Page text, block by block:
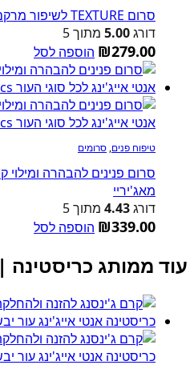
סרום TEXTURE לשיפור מרקם העור של GIGI ג'יג'י 30 מ"ל
דורג5.00 מתוך 5
₪279.00 הוספה לסל
טיפוח פנים, סרומים
מאג'יריי
דורג4.43 מתוך 5
₪339.00 הוספה לסל
עוד ממותג כריסטינה | CHRISTINA